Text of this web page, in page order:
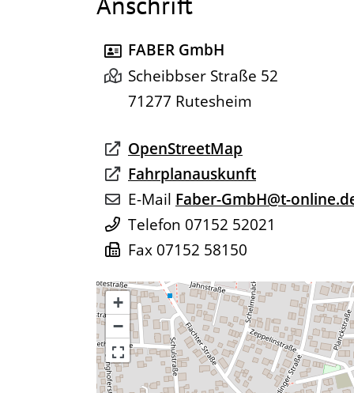
FABER GmbH
Scheibbser Straße 52
71277 Rutesheim
OpenStreetMap
Fahrplanauskunft
E-Mail Faber-GmbH@t-
Telefon 07152 52021
Fax 07152 58150
+
−